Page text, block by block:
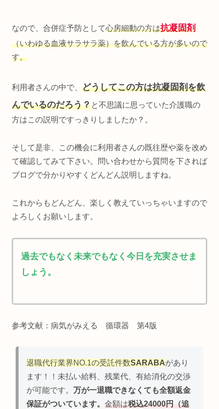
なので、合併症予防として心房細動の方は抗凝固剤
（いわゆる血液サラサラ薬）を飲んでいる方が多いので
す。
利用者さんの中で、 どうしてこの方は抗凝固剤を飲
んでいるのだろう？と不思議に思っていた介護職の
方はこの説明ですっきりしましたか？。
そして是非、この機会に利用者さんの既往歴や薬を改め
て確認してみて下さい。問い合わせから質問を下されば
ブログで分かりやすくどんどん説明しますね。
これからもどんどん、楽しく教えていっちゃいますので
よろしくお願いします。
過去でもなく未来でもなく今日を充実させま
しょう。
参考文献：病気がみえる 循環器 第4版
退職代行業界NO.1の受託件数SARABAがあり
ます！！未払い給料、残業代、有給消化の交渉
が可能です。 万が一退職できなくても全額返金
保証がついています。 金額は税込24000円（追